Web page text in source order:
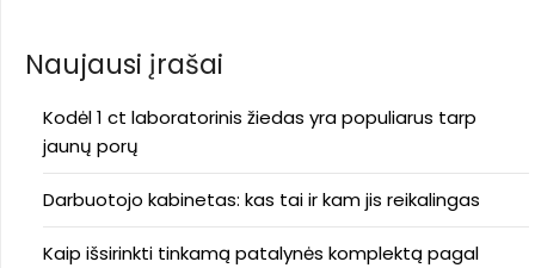
Naujausi įrašai
Kodėl 1 ct laboratorinis žiedas yra populiarus tarp
jaunų porų
Darbuotojo kabinetas: kas tai ir kam jis reikalingas
Kaip išsirinkti tinkamą patalynės komplektą pagal